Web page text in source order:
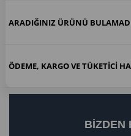
ARADIĞINIZ ÜRÜNÜ
ÖDEME, KARGO VE TÜKETICI
BIZDEN